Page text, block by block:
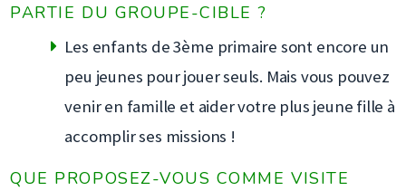
PARTIE DU GROUPE-CIBLE ?
Les enfants de 3ème primaire sont encore un
peu jeunes pour jouer seuls. Mais vous pouvez
venir en famille et aider votre plus jeune fille à
accomplir ses missions !
QUE PROPOSEZ-VOUS COMME VISITE